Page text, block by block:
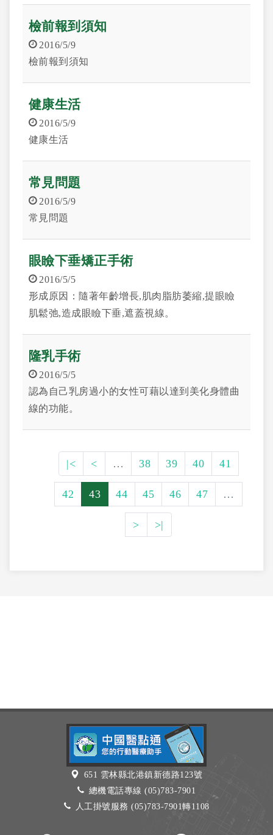
檢前報到須知
2016/5/9
檢前報到須知
健康生活
2016/5/9
健康生活
常見問題
2016/5/9
常見問題
眼瞼下垂矯正手術
2016/5/5
形成原因：隨著年齡增長,肌肉脂肪萎縮,提眼瞼
肌鬆弛,造成眼瞼下垂,遮蓋視線。
隆乳手術
2016/5/5
認為自己乳房過小的女性可藉以達到美化身體曲
線的功能。
|< < … 38 39 40 41
42 43 44 45 46 47 …
> >|
651 雲林縣北港鎮新德路123號
總機電話專線 (05)783-7901
人工掛號服務 (05)783-7901轉1108